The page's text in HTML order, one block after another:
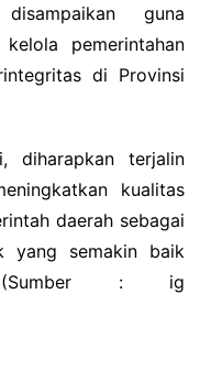
guna
pemerintahan
di Provinsi
diharapkan terjalin
kualitas
daerah sebagai
yang semakin baik
(Sumber : ig